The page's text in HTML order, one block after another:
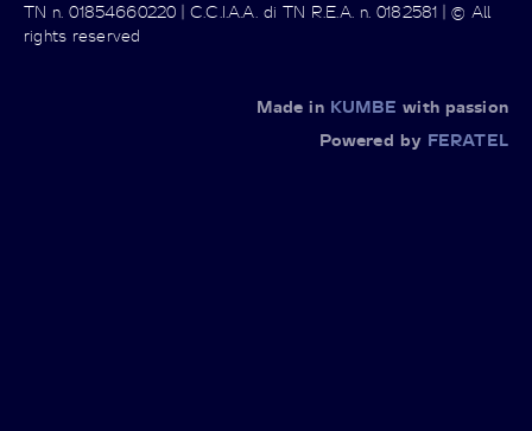
TN n. 01854660220 | C.C.I.A.A. di TN R.E.A. n. 0182581 | © All
rights reserved
Made in KUMBE with passion
Powered by FERATEL